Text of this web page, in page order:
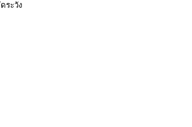
ระวัง